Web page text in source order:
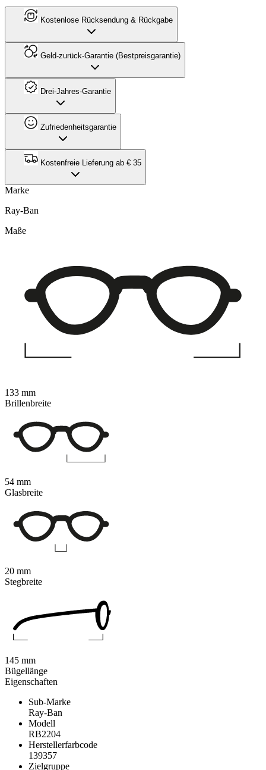
Kostenlose Rücksendung & Rückgabe
Geld-zurück-Garantie (Bestpreisgarantie)
Drei-Jahres-Garantie
Zufriedenheitsgarantie
Kostenfreie Lieferung ab € 35
Marke
Ray-Ban
Eigenschaften
Sub-Marke
Ray-Ban
Modell
RB2204
Herstellerfarbcode
139357
Zielgruppe
Maße
133 mm
Brillenbreite
54 mm
Glasbreite
20 mm
Stegbreite
145 mm
Bügellänge